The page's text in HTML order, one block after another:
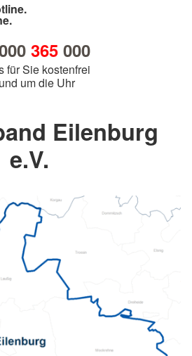
365000
für Sie kostenfrei
um die Uhr
Eilenburg
e.V.